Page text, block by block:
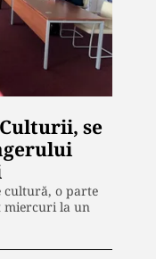
se
cultură, o parte
miercuri la un